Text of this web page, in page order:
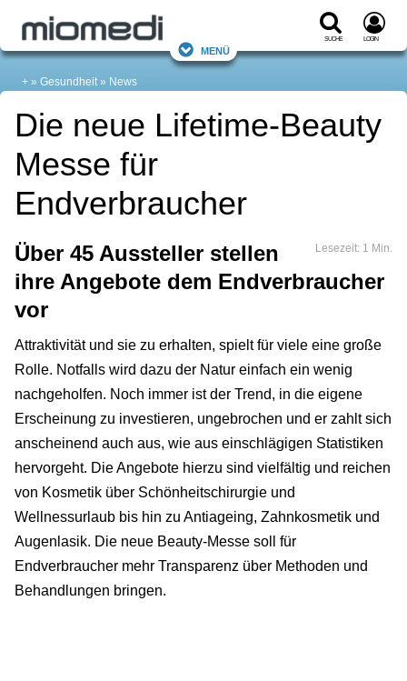
Suche Login
Menü
+ Gesundheit News
Die neue Lifetime-Beauty
Messe für
Endverbraucher
Lesezeit: 1 Min.
Über 45 Aussteller stellen
ihre Angebote dem Endverbraucher
vor
Attraktivität und sie zu erhalten, spielt für viele eine große
Rolle. Notfalls wird dazu der Natur einfach ein wenig
nachgeholfen. Noch immer ist der Trend, in die eigene
Erscheinung zu investieren, ungebrochen und er zahlt sich
anscheinend auch aus, wie aus einschlägigen Statistiken
hervorgeht. Die Angebote hierzu sind vielfältig und reichen
von Kosmetik über Schönheitschirurgie und
Wellnessurlaub bis hin zu Antiageing, Zahnkosmetik und
Augenlasik. Die neue Beauty-Messe soll für
Endverbraucher mehr Transparenz über Methoden und
Behandlungen bringen.